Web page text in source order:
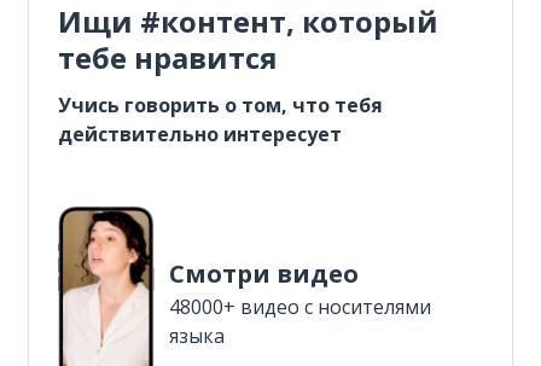
Ищи #контент, который
тебе нравится
Учись говорить о том, что тебя
действительно интересует
Смотри видео
48000+ видео с носителями
языка